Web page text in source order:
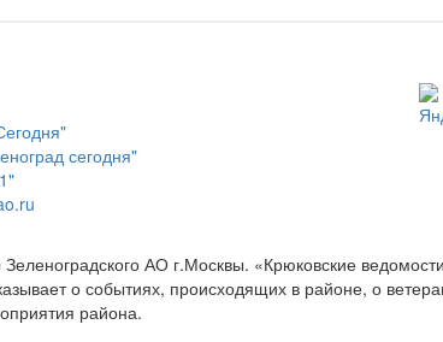
сегодня"
АО г.Москвы. «Крюковские
о событиях, происходящих в районе, о
района.